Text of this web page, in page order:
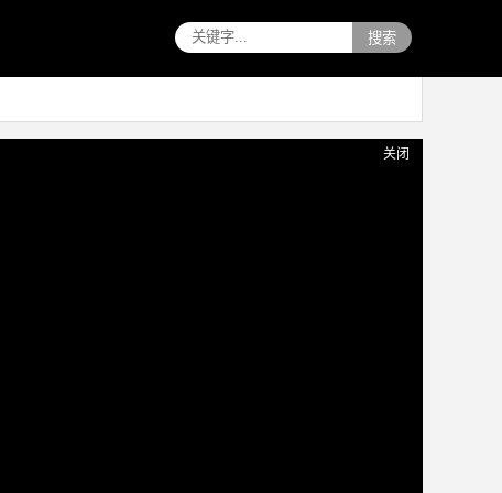
搜索
关闭